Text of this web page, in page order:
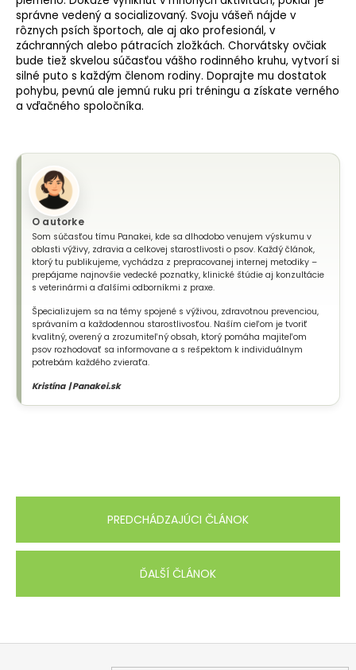
správne vedený a socializovaný. Svoju vášeň nájde v
rôznych psích športoch, ale aj ako profesionál, v
záchranných alebo pátracích zložkách. Chorvátsky ovčiak
bude tiež skvelou súčasťou vášho rodinného kruhu, vytvorí si
silné puto s každým členom rodiny. Doprajte mu dostatok
pohybu, pevnú ale jemnú ruku pri tréningu a získate verného
a vďačného spoločníka.
O autorke
Som súčasťou tímu Panakei, kde sa dlhodobo venujem výskumu v
oblasti výživy, zdravia a celkovej starostlivosti o psov. Každý článok,
ktorý tu publikujeme, vychádza z prepracovanej internej metodiky –
prepájame najnovšie vedecké poznatky, klinické štúdie aj konzultácie
s veterinármi a ďalšími odborníkmi z praxe.
Špecializujem sa na témy spojené s výživou, zdravotnou prevenciou,
správaním a každodennou starostlivosťou. Naším cieľom je tvoriť
kvalitný, overený a zrozumiteľný obsah, ktorý pomáha majiteľom
psov rozhodovať sa informovane a s rešpektom k individuálnym
potrebám každého zvieraťa.
Kristína | Panakei.sk
PREDCHÁDZAJÚCI ČLÁNOK
ĎALŠÍ ČLÁNOK